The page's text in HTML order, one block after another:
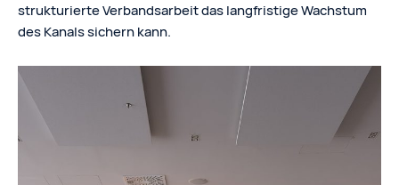
strukturierte Verbandsarbeit das langfristige Wachstum
des Kanals sichern kann.